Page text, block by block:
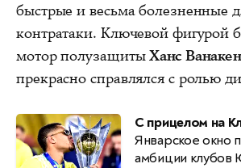
быстрые и весьма болезненные
контратаки. Ключевой фигурой
мотор полузащитыХанс Ванакен
прекрасно справлялся с ролью
С прицелом на
Январское окно
амбиции